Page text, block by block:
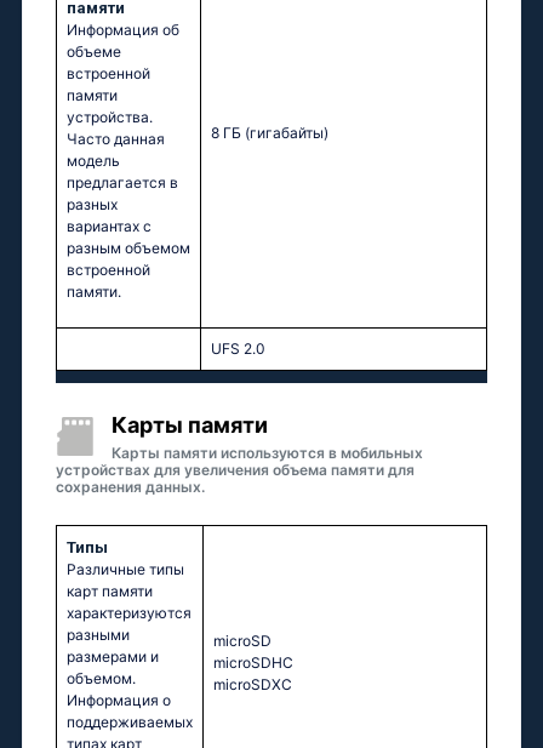
памяти
Информация об
объеме
встроенной
памяти
устройства.
Часто данная
модель
предлагается в
разных
вариантах с
разным объемом
встроенной
памяти.
8 ГБ (гигабайты)
UFS 2.0
Карты памяти
Карты памяти используются в мобильных
устройствах для увеличения объема памяти для
сохранения данных.
Типы
Различные типы
карт памяти
характеризуются
разными
размерами и
объемом.
Информация о
поддерживаемых
типах карт
microSD
microSDHC
microSDXC